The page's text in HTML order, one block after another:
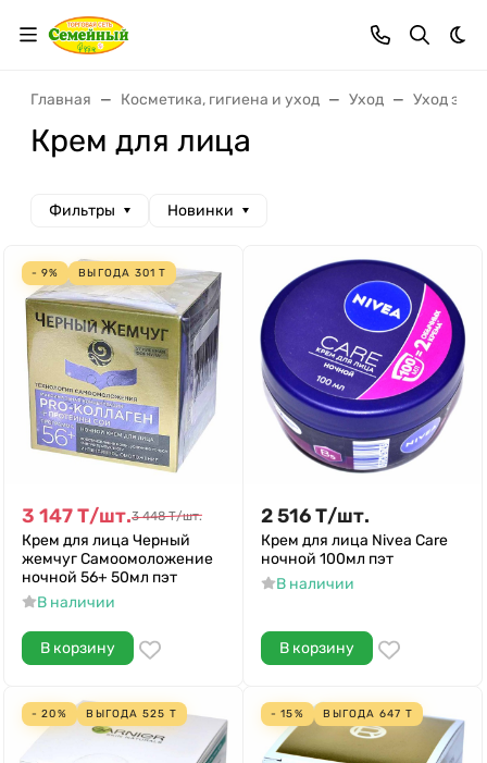
Главная Косметика, гигиена и уход Уход Уход за
Крем для лица
Фильтры Новинки
- 9% ВЫГОДА 301 Т
3 147Т/шт.3 448 Т/шт.
Крем для лица Черный
жемчуг Самоомоложение
ночной 56+ 50мл пэт
В наличии
В корзину
2 516Т/шт.
Крем для лица Nivea Care
ночной 100мл пэт
В наличии
В корзину
- 20% ВЫГОДА 525 Т - 15% ВЫГОДА 647 Т